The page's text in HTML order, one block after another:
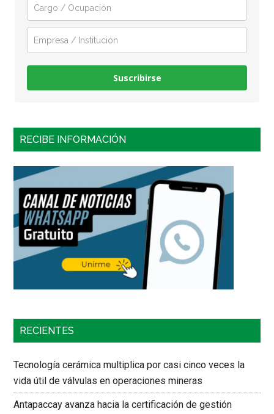
Suscribirse
RECIBE INFORMACIÓN
RECIENTES
Tecnología cerámica multiplica por casi cinco veces la
vida útil de válvulas en operaciones mineras
Antapaccay avanza hacia la certificación de gestión